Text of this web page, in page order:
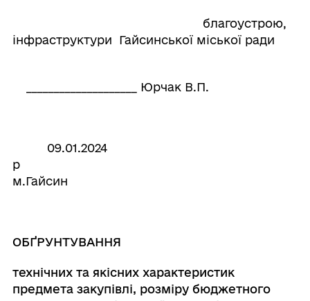
благоустрою,
інфраструктури Гайсинської міської ради
____________________ Юрчак В.П.
09.01.2024
м.Гайсин
ОБҐРУНТУВАННЯ
технічних та якісних характеристик
предмета закупівлі, розміру бюджетного